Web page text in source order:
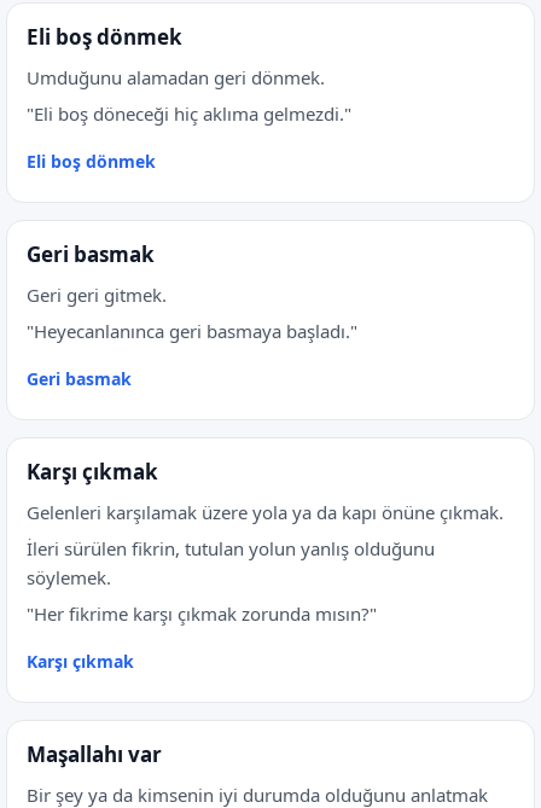
Eli boş dönmek
Umduğunu alamadan geri dönmek.
"Eli boş döneceği hiç aklıma gelmezdi."
Eli boş dönmek
Geri basmak
Geri geri gitmek.
"Heyecanlanınca geri basmaya başladı."
Geri basmak
Karşı çıkmak
Gelenleri karşılamak üzere yola ya da kapı önüne çıkmak.
İleri sürülen fikrin, tutulan yolun yanlış olduğunu
söylemek.
"Her fikrime karşı çıkmak zorunda mısın?"
Karşı çıkmak
Maşallahı var
Bir şey ya da kimsenin iyi durumda olduğunu anlatmak